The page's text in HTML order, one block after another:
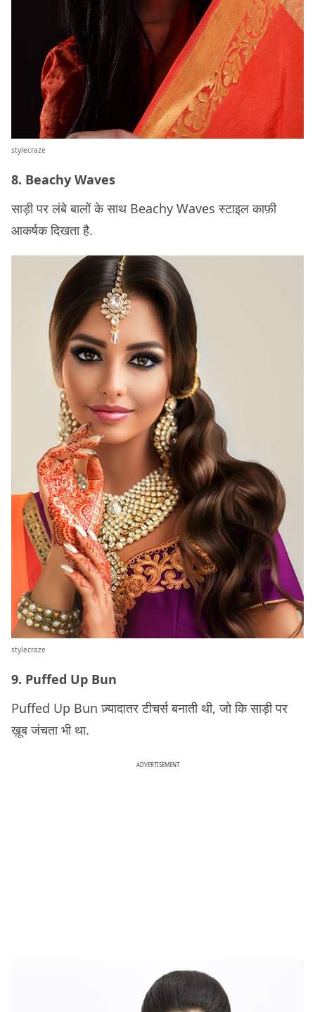
stylecraze
8. Beachy Waves
साड़ी पर लंबे बालों के साथ Beachy Waves स्टाइल काफ़ी
आकर्षक दिखता है.
stylecraze
9. Puffed Up Bun
Puffed Up Bun ज़्यादातर टीचर्स बनाती थी, जो कि साड़ी पर
ख़ूब जंचता भी था.
ADVERTISEMENT